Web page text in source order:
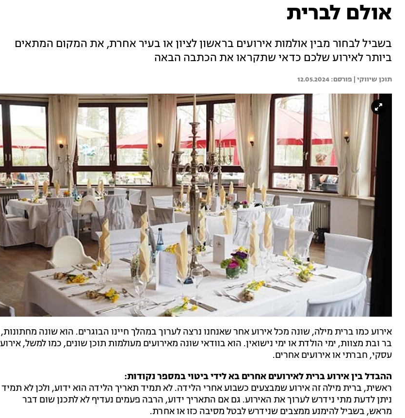
אולם לברית
בשביל לבחור מבין אולמות אירועים בראשון לציון או בעיר אחרת, את המקום המתאים
ביותר לאירוע שלכם כדאי שתקראו את הכתבה הבאה
תוכן שיווקי | 12.05.2024
אירוע כמו ברית מילה, שונה מכל אירוע אחר שאנחנו נרצה לערוך במהלך חיינו הבוגרים. הוא שונה מחתונות,
בר ובת מצוות, ימי הולדת או ימי נישואין. הוא בוודאי שונה מאירועים מעולמות תוכן שונים, כמו למשל, אירוע
עסקי, חברתי או אירועים אחרים.
ההבדל בין אירוע ברית לאירועים אחרים בא לידי ביטוי במספר נקודות:
ראשית, ברית מילה זה אירוע שמבצעים כשבוע אחרי הלידה. לא תמיד תאריך הלידה הוא ידוע, ולכן לא תמיד
ניתן לדעת מתי נידרש לערוך את האירוע. גם אם התאריך ידוע, הרבה פעמים נעדיף לא לתכנן שום דבר
מראש, בשביל להימנע ממצבים שנידרש לבטל מסיבה כזו או אחרת.